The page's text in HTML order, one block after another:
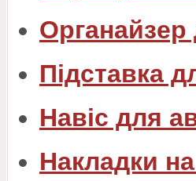
Підставка
Навіс для
Накладки